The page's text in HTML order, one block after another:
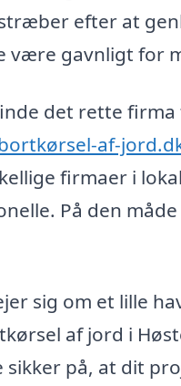
efter at
være gavnligt for
det rette
af-
firmaer i
På den
sig om et lille
af jord i
sikker på, at dit